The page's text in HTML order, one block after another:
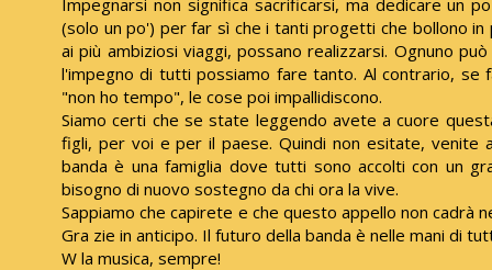
(solo un po') per far sì che i tanti progetti che bollono in
ai più ambiziosi viaggi, possano realizzarsi. Ognuno
l'impegno di tutti possiamo fare tanto. Al contrario, se
"non ho tempo", le cose poi impallidiscono.
Siamo certi che se state leggendo avete a cuore
figli, per voi e per il paese. Quindi non esitate, venite
banda è una famiglia dove tutti sono accolti con un
bisogno di nuovo sostegno da chi ora la vive.
Sappiamo che capirete e che questo appello non cadrà
Gra zie in anticipo. Il futuro della banda è nelle mani di
W la musica, sempre!